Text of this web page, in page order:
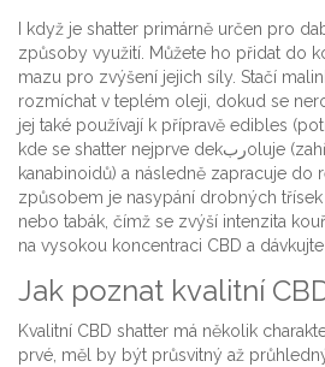
I když je shatter primárně určen pro
způsoby využití. Můžete ho přidat do
mazu pro zvýšení jejich síly. Stačí
rozmíchat v teplém oleji, dokud se
jej také používají k přípravě edibles
kde se shatter nejprve dekربoluje (zahřeje se pro aktivaci
kanabinoidů) a následně zapracuje do
způsobem je nasypání drobných
nebo tabák, čímž se zvýší intenzita
na vysokou koncentraci CBD a
Jak poznat kvalitní
Kvalitní CBD shatter má několik
prvé, měl by být průsvitný až